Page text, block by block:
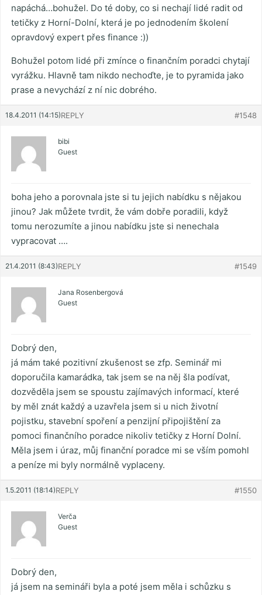
napáchá…bohužel. Do té doby, co si nechají lidé radit od
tetičky z Horní-Dolní, která je po jednodením školení
opravdový expert přes finance :))
Bohužel potom lidé při zmínce o finančním poradci chytají
vyrážku. Hlavně tam nikdo nechoďte, je to pyramida jako
prase a nevychází z ní nic dobrého.
18.4.2011 (14:15) #1548
REPLY
bibi
Guest
boha jeho a porovnala jste si tu jejich nabídku s nějakou
jinou? Jak můžete tvrdit, že vám dobře poradili, když
tomu nerozumíte a jinou nabídku jste si nenechala
vypracovat ….
21.4.2011 (8:43) #1549
REPLY
Jana Rosenbergová
Guest
Dobrý den,
já mám také pozitivní zkušenost se zfp. Seminář mi
doporučila kamarádka, tak jsem se na něj šla podívat,
dozvěděla jsem se spoustu zajímavých informací, které
by měl znát každý a uzavřela jsem si u nich životní
pojistku, stavební spoření a penzijní připojištění za
pomoci finančního poradce nikoliv tetičky z Horní Dolní.
Měla jsem i úraz, můj finanční poradce mi se vším pomohl
a peníze mi byly normálně vyplaceny.
1.5.2011 (18:14) #1550
REPLY
Verča
Guest
Dobrý den,
já jsem na semináři byla a poté jsem měla i schůzku s